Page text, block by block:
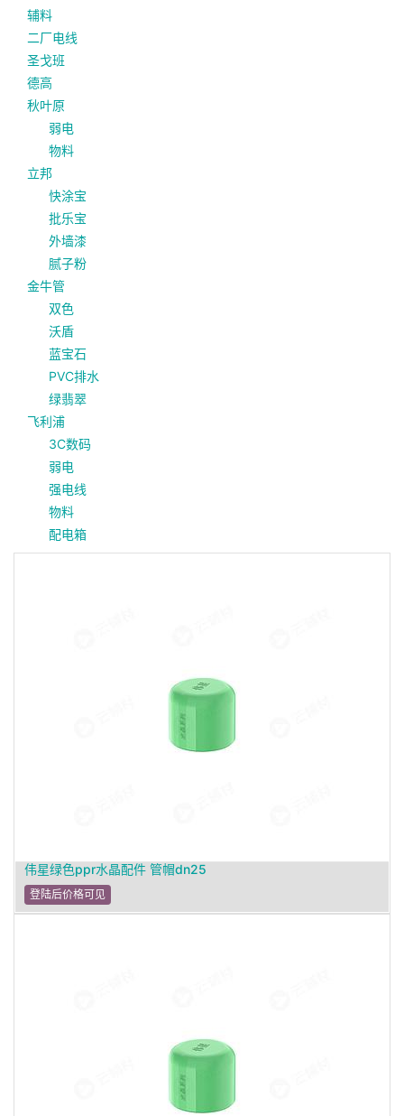
辅料
二厂电线
圣戈班
德高
秋叶原
弱电
物料
立邦
快涂宝
批乐宝
外墙漆
腻子粉
金牛管
双色
沃盾
蓝宝石
PVC排水
绿翡翠
飞利浦
3C数码
弱电
强电线
物料
配电箱
伟星绿色ppr水晶配件 管帽dn25
登陆后价格可见